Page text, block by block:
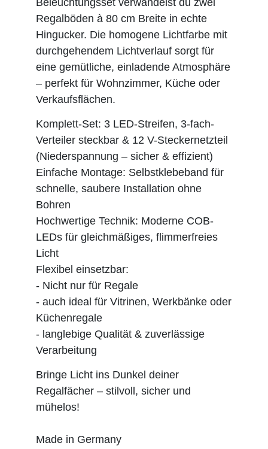
Beleuchtungsset verwandelst du zwei
Regalböden à 80 cm Breite in echte
Hingucker. Die homogene Lichtfarbe mit
durchgehendem Lichtverlauf sorgt für
eine gemütliche, einladende Atmosphäre
– perfekt für Wohnzimmer, Küche oder
Verkaufsflächen.
Komplett-Set: 3 LED-Streifen, 3-fach-
Verteiler steckbar & 12 V-Steckernetzteil
(Niederspannung – sicher & effizient)
Einfache Montage: Selbstklebeband für
schnelle, saubere Installation ohne
Bohren
Hochwertige Technik: Moderne COB-
LEDs für gleichmäßiges, flimmerfreies
Licht
Flexibel einsetzbar:
- Nicht nur für Regale
- auch ideal für Vitrinen, Werkbänke oder
Küchenregale
- langlebige Qualität & zuverlässige
Verarbeitung
Bringe Licht ins Dunkel deiner
Regalfächer – stilvoll, sicher und
mühelos!
Made in Germany